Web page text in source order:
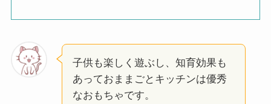
子供も楽しく遊ぶし、知育効果も
あっておままごとキッチンは優秀
なおもちゃです。